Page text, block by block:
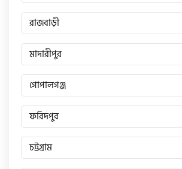
রাজবাড়ী
মাদারীপুর
গোপালগঞ্জ
ফরিদপুর
চট্টগ্রাম